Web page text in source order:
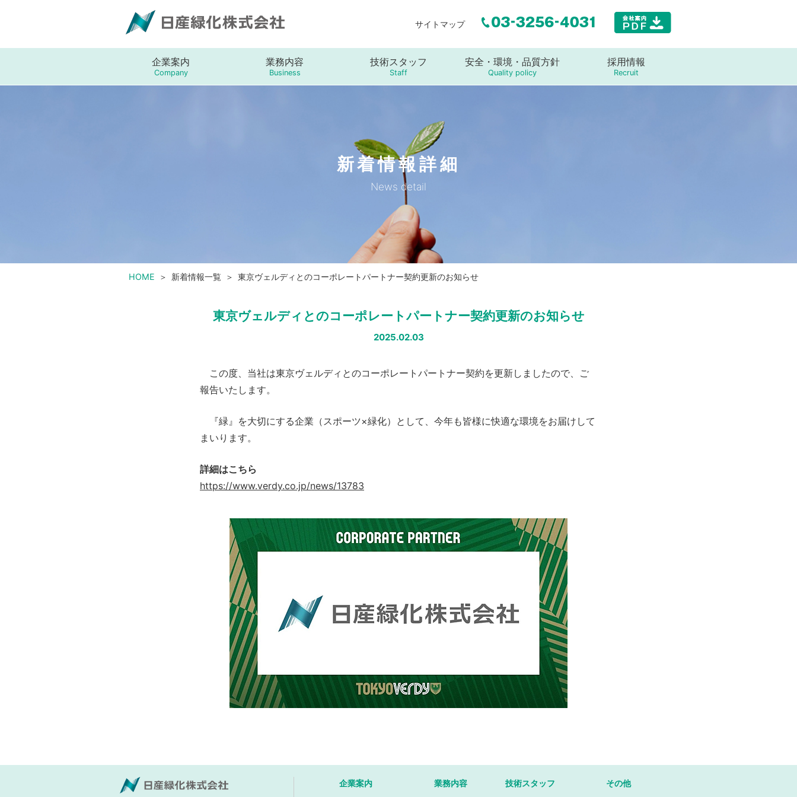
ー
サイトマップ
企業案内
Company
業務内容
Business
技術スタッフ
Staff
安全・環境・品質方針
Quality policy
採用情報
Recruit
新着情報詳細
News detail
HOME 新着情報一覧 東京ヴェルディとのコーポレートパートナー契約更新のお知らせ
東京ヴェルディとのコーポレートパートナー契約更新のお知らせ
2025.02.03
この度、当社は東京ヴェルディとのコーポレートパートナー契約を更新しましたので、ご
報告いたします。
『緑』を大切にする企業（スポーツ×緑化）として、今年も皆様に快適な環境をお届けして
まいります。
詳細はこちら
https://www.verdy.co.jp/news/13783
企業案内 業務内容 技術スタッフ その他